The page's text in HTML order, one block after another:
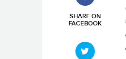
SHARE ON
FACEBOOK